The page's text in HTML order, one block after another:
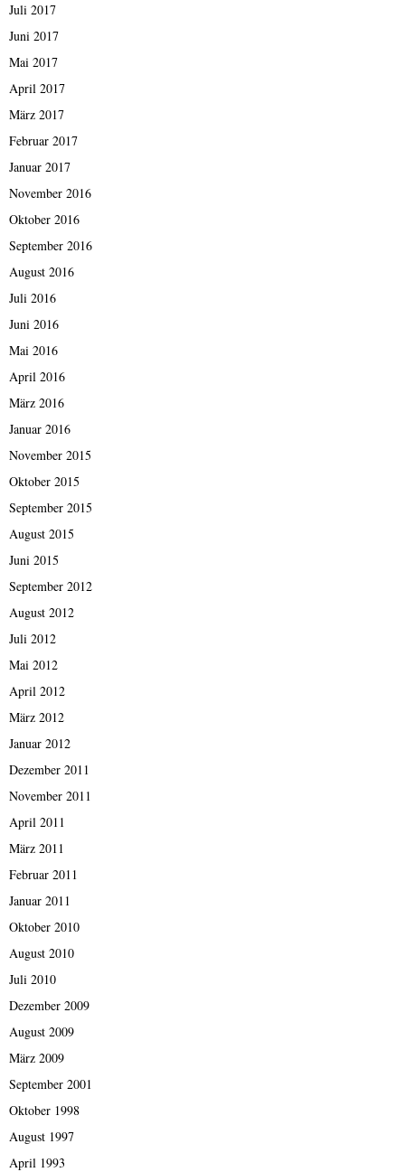
Juli 2017
Juni 2017
Mai 2017
April 2017
März 2017
Februar 2017
Januar 2017
November 2016
Oktober 2016
September 2016
August 2016
Juli 2016
Juni 2016
Mai 2016
April 2016
März 2016
Januar 2016
November 2015
Oktober 2015
September 2015
August 2015
Juni 2015
September 2012
August 2012
Juli 2012
Mai 2012
April 2012
März 2012
Januar 2012
Dezember 2011
November 2011
April 2011
März 2011
Februar 2011
Januar 2011
Oktober 2010
August 2010
Juli 2010
Dezember 2009
August 2009
März 2009
September 2001
Oktober 1998
August 1997
April 1993